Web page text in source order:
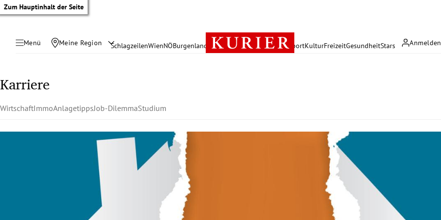
Zum Hauptinhalt der Seite
Menü Meine Region Anmelden
SchlagzeilenWienNÖBurgenland Österreich PolitikWirtschaft SportKulturFreizeitGesundheitStars
Karriere
WirtschaftImmoAnlagetippsJob-DilemmaStudium